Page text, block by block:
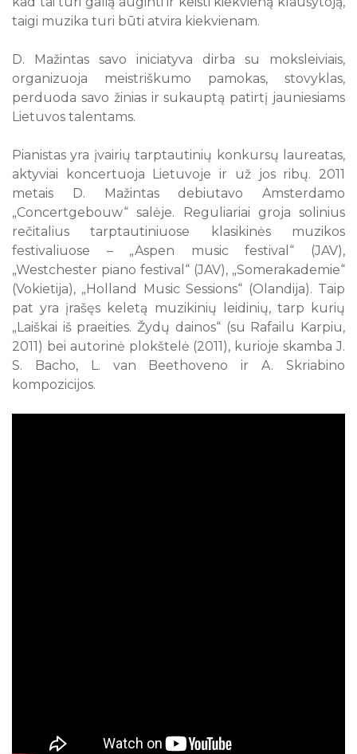
taigi muzika turi būti atvira kiekvienam.
D. Mažintas savo iniciatyva dirba su moksleiviais,
organizuoja meistriškumo pamokas, stovyklas,
perduoda savo žinias ir sukauptą patirtį jauniesiams
Lietuvos talentams.
Pianistas yra įvairių tarptautinių konkursų laureatas,
aktyviai koncertuoja Lietuvoje ir už jos ribų. 2011
metais D. Mažintas debiutavo Amsterdamo
„Concertgebouw“ salėje. Reguliariai groja solinius
rečitalius tarptautiniuose klasikinės muzikos
festivaliuose – „Aspen music festival“ (JAV),
„Westchester piano festival“ (JAV), „Somerakademie“
(Vokietija), „Holland Music Sessions“ (Olandija). Taip
pat yra įrašęs keletą muzikinių leidinių, tarp kurių
„Laiškai iš praeities. Žydų dainos“ (su Rafailu Karpiu,
2011) bei autorinė plokštelė (2011), kurioje skamba J.
S. Bacho, L. van Beethoveno ir A. Skriabino
kompozicijos.